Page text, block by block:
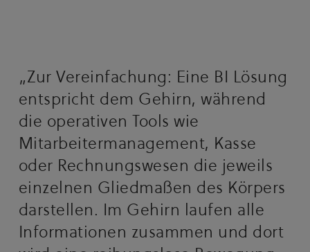
„Zur Vereinfachung: Eine BI Lösung
entspricht dem Gehirn, während
die operativen Tools wie
Mitarbeitermanagement, Kasse
oder Rechnungswesen die jeweils
einzelnen Gliedmaßen des Körpers
darstellen. Im Gehirn laufen alle
Informationen zusammen und dort